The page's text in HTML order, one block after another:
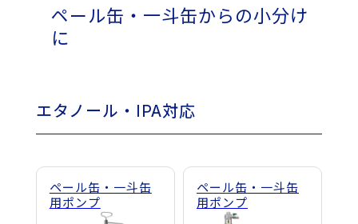
ペール缶・一斗缶からの小分け
に
エタノール・IPA対応
ペール缶・一斗缶
用ポンプ
ペール缶・一斗缶
用ポンプ